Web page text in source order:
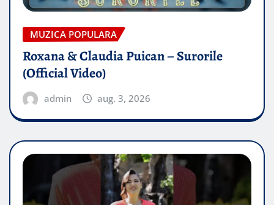
MUZICA POPULARA
Roxana & Claudia Puican – Surorile
(Official Video)
admin aug. 3, 2026